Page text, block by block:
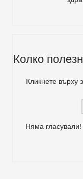
Колко
Кликнете върху
Няма